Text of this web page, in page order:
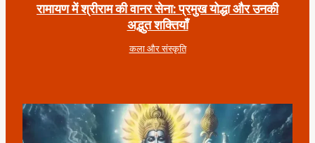
रामायण में श्रीराम की वानर सेना: प्रमुख योद्धा और उनकी
अद्भुत शक्तियाँ
कला और संस्कृति